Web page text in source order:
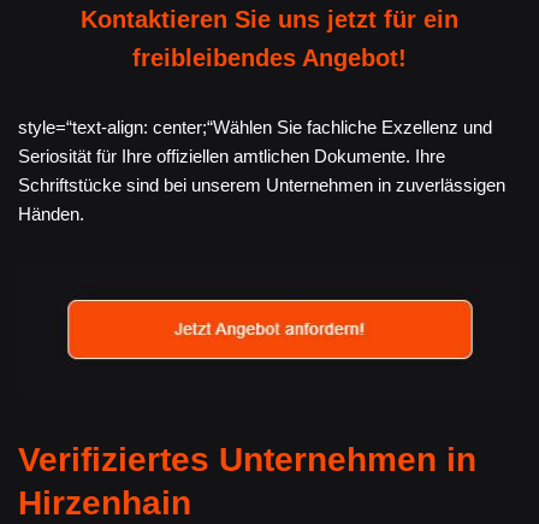
Kontaktieren Sie uns jetzt für ein
freibleibendes Angebot!
style=“text-align: center;“Wählen Sie fachliche Exzellenz und
Seriosität für Ihre offiziellen amtlichen Dokumente. Ihre
Schriftstücke sind bei unserem Unternehmen in zuverlässigen
Händen.
Verifiziertes Unternehmen in
Hirzenhain